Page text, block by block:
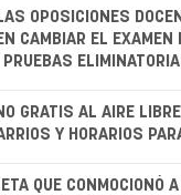
OPOSICIONES
CAMBIAR EL EXAMEN
GRATIS AL AIRE
Y HORARIOS
QUE CONMOCIONÓ